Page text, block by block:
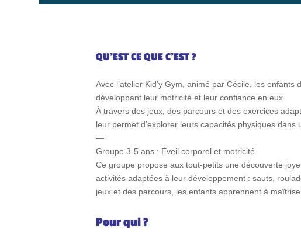
QU’EST CE QUE C’EST ?
Avec l’atelier Kid’y Gym, animé par Cécile, les
développant leur motricité et leur confiance en eux.
À travers des jeux, des parcours et des exercices
leur permet d’explorer leurs capacités physiques dans
—
Groupe 3-5 ans : Éveil corporel et motricité
Ce groupe propose aux tout-petits une découverte
activités adaptées à leur développement : sauts,
jeux et des parcours, les enfants apprennent à
Pour qui ?